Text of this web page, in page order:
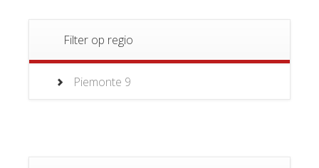
Filter op regio
Piemonte 9